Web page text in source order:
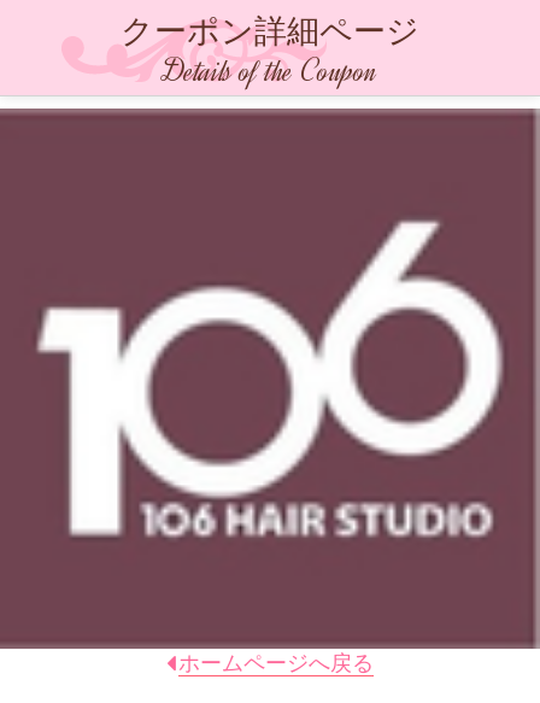
クーポン詳細ページ
Details of the Coupon
ホームページへ戻る